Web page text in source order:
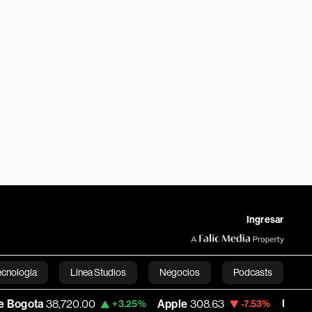
Ingresar
Línea Studios Negocios Podcasts
English
38,720.00 +3.25% Apple 308.63 -7.53% USD COP